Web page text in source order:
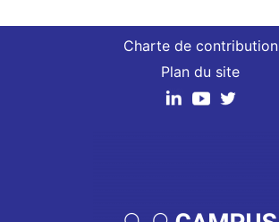
Charte de contribution
Plan du site